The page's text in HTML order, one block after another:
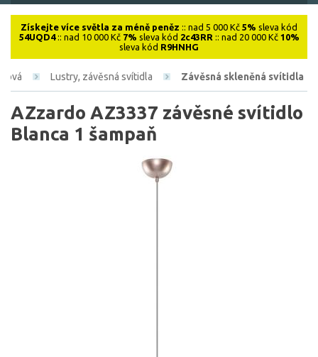
Získejte více světla za méně peněz :: nad 5 000 Kč 5% sleva kód
54UQD4:: nad 10 000 Kč 7% sleva kód 2c43RR :: nad 20 000 Kč 10%
sleva kód R9HNHG
Lustry, závěsná svítidla Závěsná skleněná svítidla
AZzardo AZ3337 závěsné svítidlo
Blanca 1 šampaň